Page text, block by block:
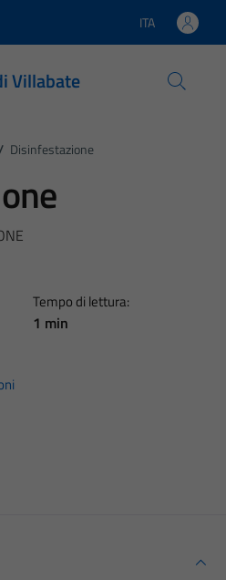
Lingua attiva:
ITA
Villabate
Disinfestazione
Tempo di lettura:
1 min